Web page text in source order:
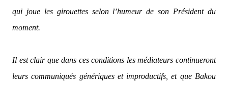
qui joue les girouettes selon l’humeur de son Président du
moment.
Il est clair que dans ces conditions les médiateurs continueront
leurs communiqués génériques et improductifs, et que Bakou